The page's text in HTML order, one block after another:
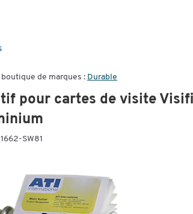
boutique de marques : Durable
pour cartes de visite
SW81